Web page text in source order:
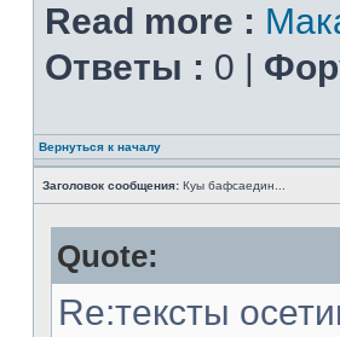
Read more :
Ответы : 0 |
Вернуться к началу
Заголовок сообщения: Куы бафсаедин...
Quote:
Re:тексты